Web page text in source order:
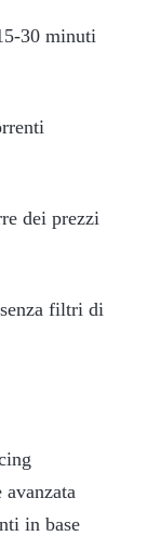
30 minuti
dei prezzi
filtri di
in base